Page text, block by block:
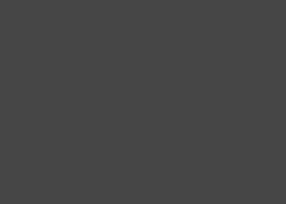
ベタついたフケなどの症状